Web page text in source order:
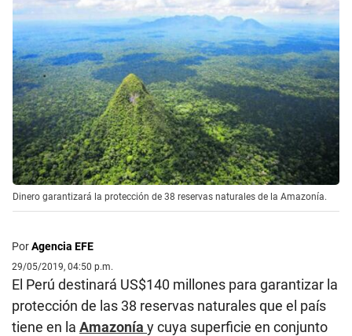
Dinero garantizará la protección de 38 reservas naturales de la Amazonía.
PorAgencia EFE
29/05/2019, 04:50 p.m.
El Perú destinará US$140 millones para garantizar la
protección de las 38 reservas naturales que el país
tiene en la Amazonía y cuya superficie en conjunto